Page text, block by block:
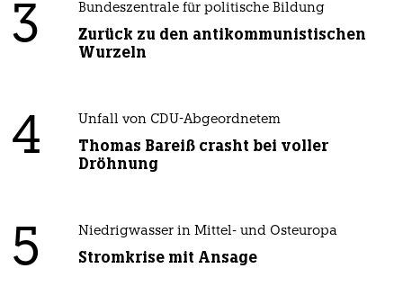
3 Bundeszentrale für politische Bildung
Zurück zu den antikommunistischen
Wurzeln
4 Unfall von CDU-Abgeordnetem
Thomas Bareiß crasht bei voller
Dröhnung
5 Niedrigwasser in Mittel- und Osteuropa
Stromkrise mit Ansage